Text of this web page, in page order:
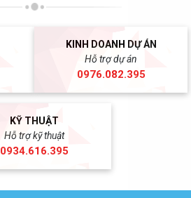
KINH DOANH DỰ ÁN
Hỗ trợ dự án
0976.082.395
KỸ THUẬT
Hỗ trợ kỹ thuật
0934.616.395